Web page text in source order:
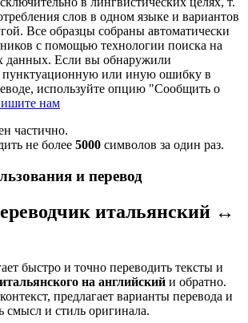
слов в одном языке и вариантов
Все образцы собраны автоматически
с помощью технологии поиска на
данных. Если вы обнаружили
пунктуационную или иную ошибку в
используйте опцию "Сообщить о
нам
частично.
не более 5000 символов за один раз.
и перевод
итальянский ↔
быстро и точно переводить тексты и
на английский и обратно.
предлагает варианты перевода и
смысл и стиль оригинала.